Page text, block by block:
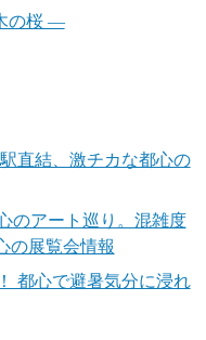
の桜 ―
直結、激チカな都心の
のアート巡り。混雑度
の展覧会情報
都心で避暑気分に浸れ